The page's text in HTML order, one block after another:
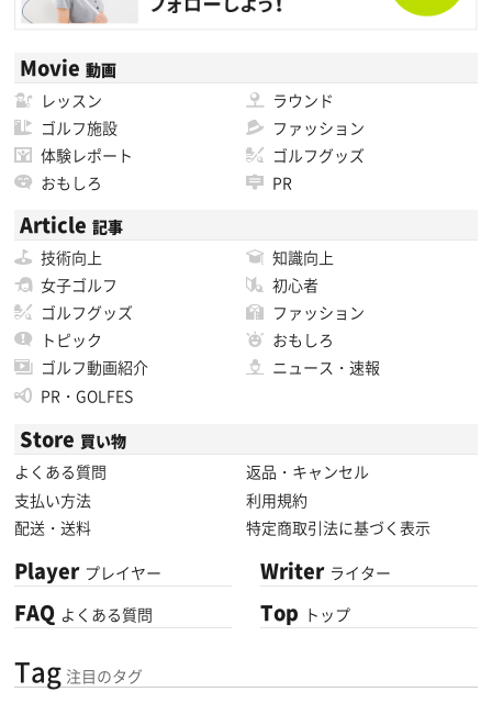
Movie 動画
レッスン
ラウンド
ゴルフ施設
ファッション
体験レポート
ゴルフグッズ
おもしろ
PR
Article 記事
技術向上
知識向上
女子ゴルフ
初心者
ゴルフグッズ
ファッション
トピック
おもしろ
ゴルフ動画紹介
ニュース・速報
PR・GOLFES
Store 買い物
よくある質問
返品・キャンセル
支払い方法
利用規約
配送・送料
特定商取引法に基づく表示
Player プレイヤー
FAQ よくある質問
Writer ライター
Top トップ
Tag 注目のタグ